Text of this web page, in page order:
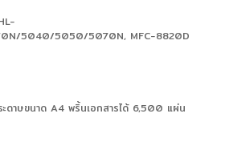
5040/5050/5070N, MFC-8820D
ดาษขนาด A4 พริ้นเอกสารได้ 6,500 แผ่น